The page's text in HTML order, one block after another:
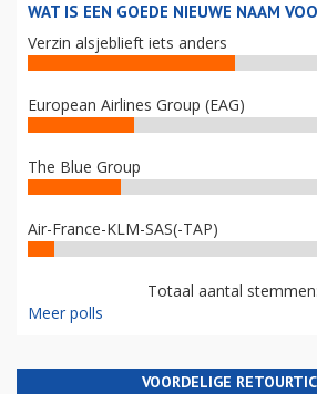
WAT IS EEN GOEDE NIEUWE NAAM
Verzin alsjeblieft iets anders
European Airlines Group (EAG)
The Blue Group
Air-France-KLM-SAS(-TAP)
Totaal aantal
Meer polls
VOORDELIGE